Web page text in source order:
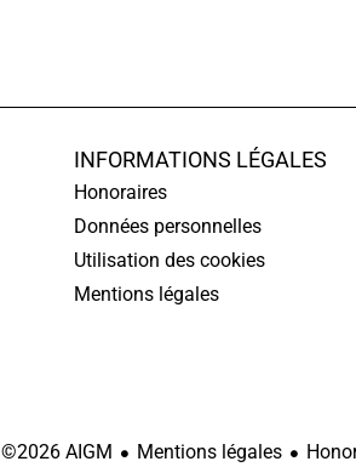
INFORMATIONS LÉGALES
Honoraires
Données personnelles
Utilisation des cookies
Mentions légales
©2026 AIGM Mentions légales